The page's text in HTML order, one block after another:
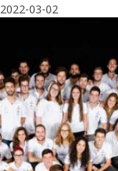
2022-03-02